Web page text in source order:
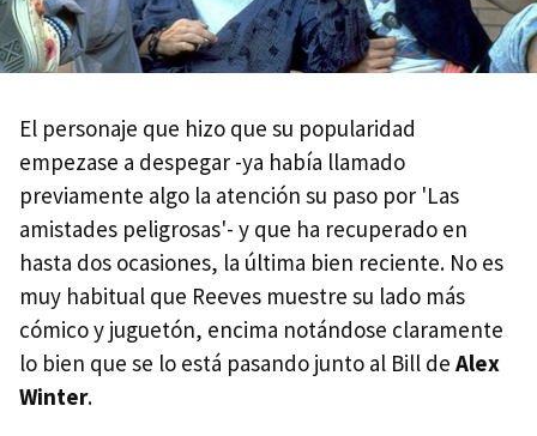
El personaje que hizo que su popularidad
empezase a despegar -ya había llamado
previamente algo la atención su paso por 'Las
amistades peligrosas'- y que ha recuperado en
hasta dos ocasiones, la última bien reciente. No es
muy habitual que Reeves muestre su lado más
cómico y juguetón, encima notándose claramente
lo bien que se lo está pasando junto al Bill de Alex
Winter.